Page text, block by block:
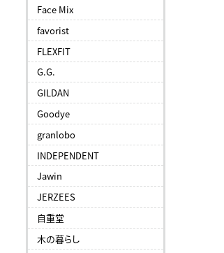
Face Mix
favorist
FLEXFIT
G.G.
GILDAN
Goodye
granlobo
INDEPENDENT
Jawin
JERZEES
自重堂
木の暮らし